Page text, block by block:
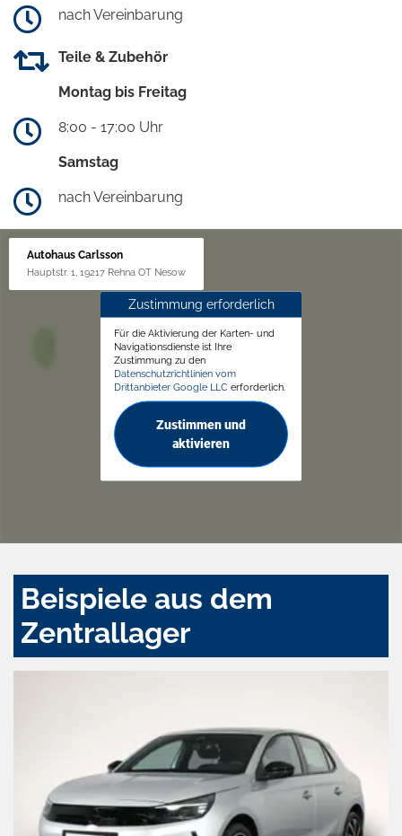
nach Vereinbarung
Teile & Zubehör
Montag bis Freitag
8:00 - 17:00 Uhr
Samstag
nach Vereinbarung
Autohaus Carlsson
Hauptstr. 1, 19217 Rehna OT Nesow
Zustimmung erforderlich
Für die Aktivierung der Karten- und
Navigationsdienste ist Ihre
Zustimmung zu den
Datenschutzrichtlinien vom
Drittanbieter Google LLC erforderlich.
Zustimmen und
aktivieren
Beispiele aus dem
Zentrallager